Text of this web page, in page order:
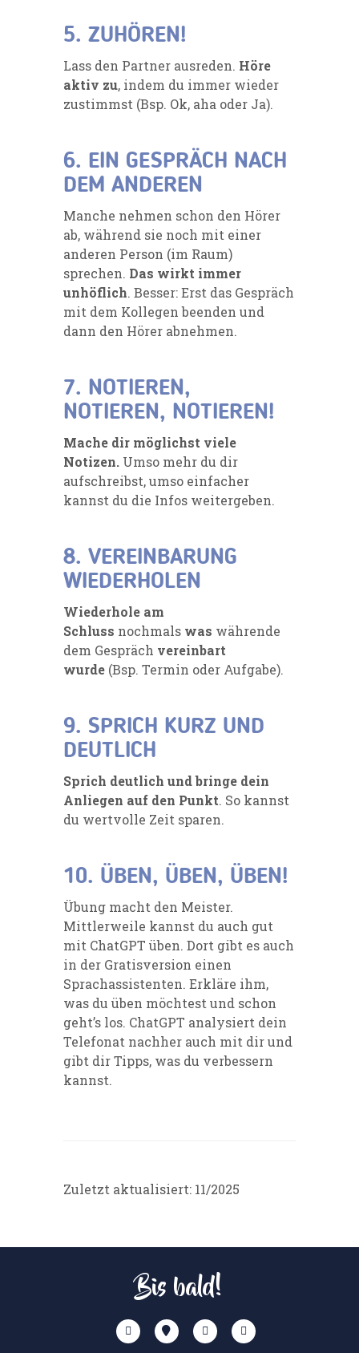
5. ZUHÖREN!
Lass den Partner ausreden. Höre
aktiv zu, indem du immer wieder
zustimmst (Bsp. Ok, aha oder Ja).
6. EIN GESPRÄCH NACH
DEM ANDEREN
Manche nehmen schon den Hörer
ab, während sie noch mit einer
anderen Person (im Raum)
sprechen. Das wirkt immer
unhöflich. Besser: Erst das Gespräch
mit dem Kollegen beenden und
dann den Hörer abnehmen.
7. NOTIEREN,
NOTIEREN, NOTIEREN!
Mache dir möglichst viele
Notizen. Umso mehr du dir
aufschreibst, umso einfacher
kannst du die Infos weitergeben.
8. VEREINBARUNG
WIEDERHOLEN
Wiederhole am
Schluss nochmals was währende
dem Gespräch vereinbart
wurde (Bsp. Termin oder Aufgabe).
9. SPRICH KURZ UND
DEUTLICH
Sprich deutlich und bringe dein
Anliegen auf den Punkt. So kannst
du wertvolle Zeit sparen.
10. ÜBEN, ÜBEN, ÜBEN!
Übung macht den Meister.
Mittlerweile kannst du auch gut
mit ChatGPT üben. Dort gibt es auch
in der Gratisversion einen
Sprachassistenten. Erkläre ihm,
was du üben möchtest und schon
geht’s los. ChatGPT analysiert dein
Telefonat nachher auch mit dir und
gibt dir Tipps, was du verbessern
kannst.
Zuletzt aktualisiert: 11/2025
Bis bald!